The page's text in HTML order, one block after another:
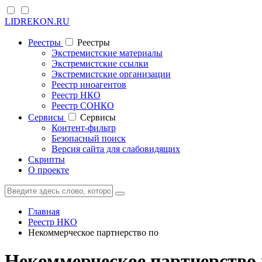
LIDREKON.RU
Реестры
Реестры
Экстремистские материалы
Экстремистские ссылки
Экстремистские организации
Реестр иноагентов
Реестр НКО
Реестр СОНКО
Cервисы
Cервисы
Контент-фильтр
Безопасный поиск
Версия сайта для слабовидящих
Скрипты
О проекте
Главная
Реестр НКО
Некоммерческое партнерство по